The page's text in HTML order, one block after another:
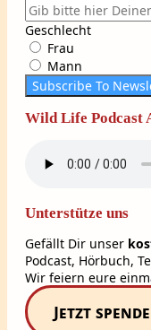
Geschlecht
Frau
Mann
Subscribe To
Wild Life Podcast
Unterstütze uns
Gefällt Dir unser
Podcast, Hörbuch,
Wir feiern eure
Jetzt